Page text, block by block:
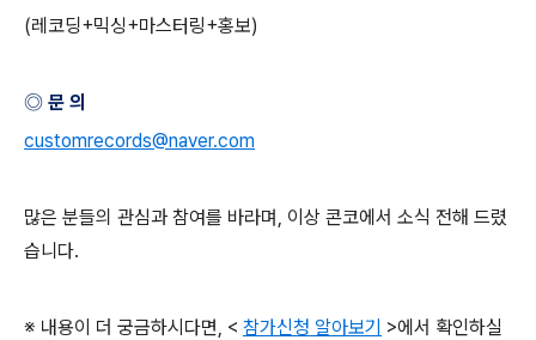
(레코딩+믹싱+마스터링+홍보)
◎ 문 의
customrecords@naver.com
많은 분들의 관심과 참여를 바라며, 이상 콘코에서 소식 전해 드렸
습니다.
※ 내용이 더 궁금하시다면, < 참가신청 알아보기 >에서 확인하실